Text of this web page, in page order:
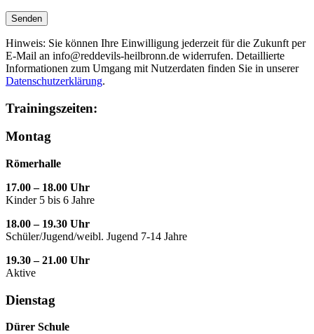
Hinweis: Sie können Ihre Einwilligung jederzeit für die Zukunft per
E-Mail an info@reddevils-heilbronn.de widerrufen. Detaillierte
Informationen zum Umgang mit Nutzerdaten finden Sie in unserer
Datenschutzerklärung.
Trainingszeiten:
Montag
Römerhalle
17.00 – 18.00 Uhr
Kinder 5 bis 6 Jahre
18.00 – 19.30 Uhr
Schüler/Jugend/weibl. Jugend 7-14 Jahre
19.30 – 21.00 Uhr
Aktive
Dienstag
Dürer Schule